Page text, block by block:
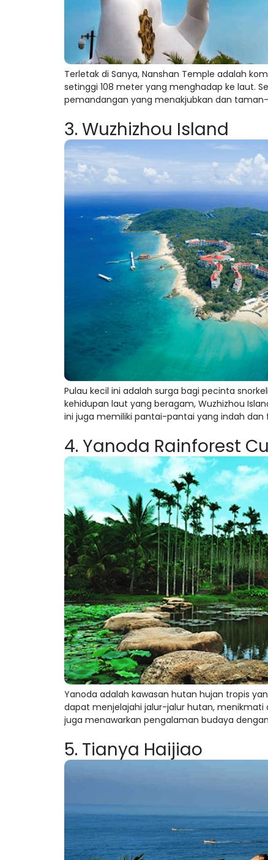
Terletak di Sanya, Nanshan Temple adalah
setinggi 108 meter yang menghadap ke laut.
pemandangan yang menakjubkan dan
3. Wuzhizhou Island
Pulau kecil ini adalah surga bagi pecinta
kehidupan laut yang beragam, Wuzhizhou
ini juga memiliki pantai-pantai yang indah dan
4. Yanoda Rainforest
Yanoda adalah kawasan hutan hujan tropis
dapat menjelajahi jalur-jalur hutan,
juga menawarkan pengalaman budaya
5. Tianya Haijiao